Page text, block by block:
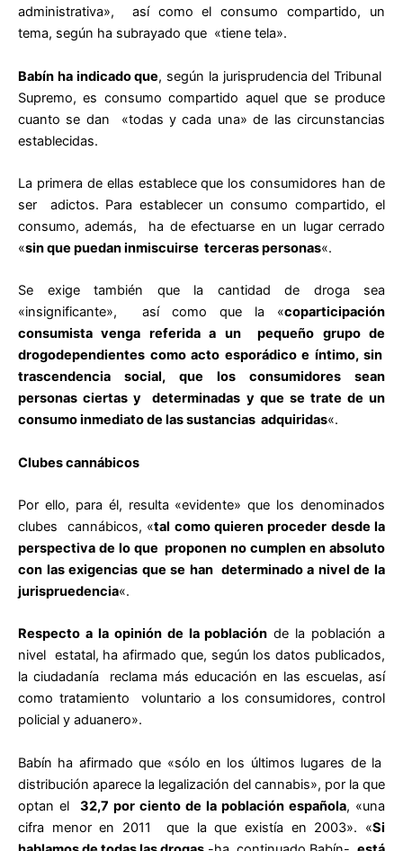
administrativa», así como el consumo compartido, un
tema, según ha subrayado que «tiene tela».
Babín ha indicado que, según la jurisprudencia del Tribunal
Supremo, es consumo compartido aquel que se produce
cuanto se dan «todas y cada una» de las circunstancias
establecidas.
La primera de ellas establece que los consumidores han de
ser adictos. Para establecer un consumo compartido, el
consumo, además, ha de efectuarse en un lugar cerrado
«sin que puedan inmiscuirse terceras personas«.
Se exige también que la cantidad de droga sea
«insignificante», así como que la «coparticipación
consumista venga referida a un pequeño grupo de
drogodependientes como acto esporádico e íntimo, sin
trascendencia social, que los consumidores sean
personas ciertas y determinadas y que se trate de un
consumo inmediato de las sustancias adquiridas«.
Clubes cannábicos
Por ello, para él, resulta «evidente» que los denominados
clubes cannábicos, «tal como quieren proceder desde la
perspectiva de lo que proponen no cumplen en absoluto
con las exigencias que se han determinado a nivel de la
jurispruedencia«.
Respecto a la opinión de la población de la población a
nivel estatal, ha afirmado que, según los datos publicados,
la ciudadanía reclama más educación en las escuelas, así
como tratamiento voluntario a los consumidores, control
policial y aduanero».
Babín ha afirmado que «sólo en los últimos lugares de la
distribución aparece la legalización del cannabis», por la que
optan el 32,7 por ciento de la población española, «una
cifra menor en 2011 que la que existía en 2003». «Si